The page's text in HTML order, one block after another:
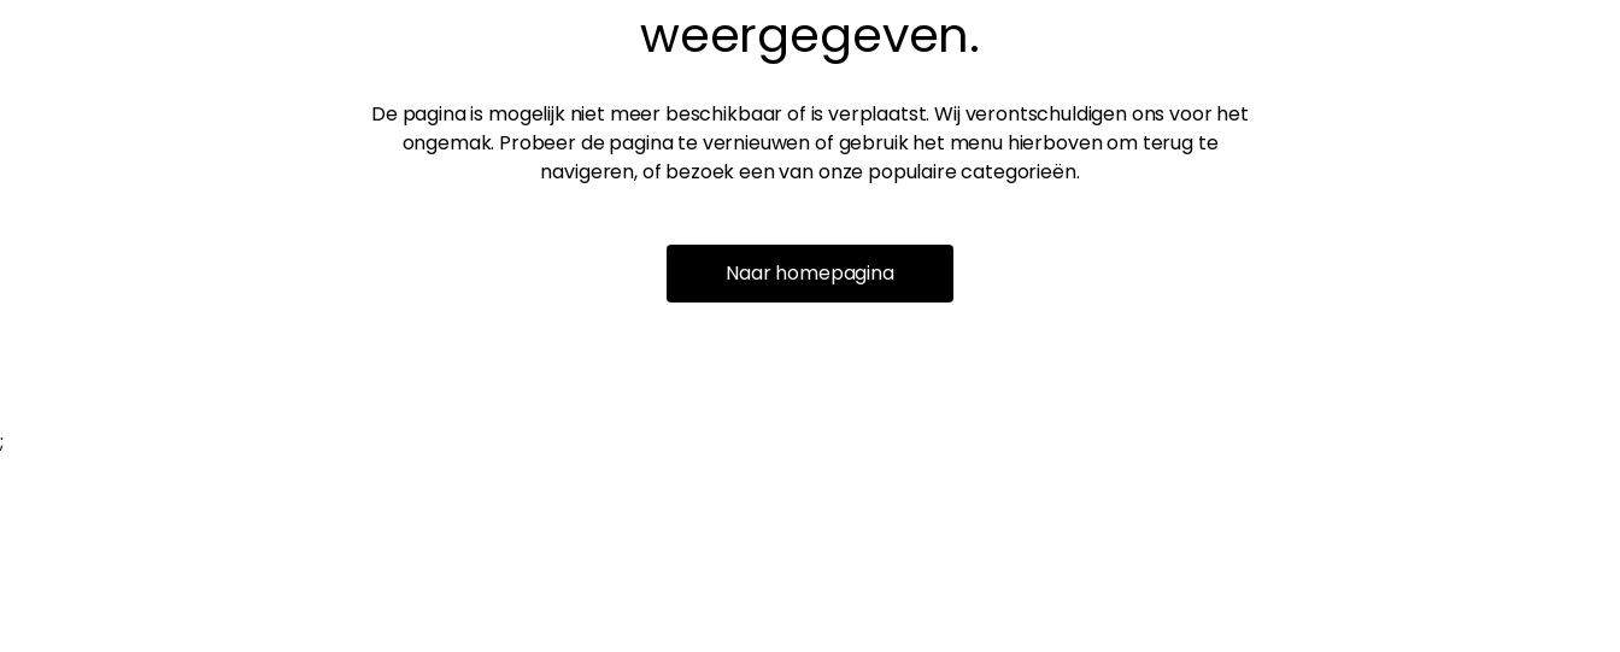
weergegeven.
De pagina is mogelijk niet meer beschikbaar of is verplaatst. Wij verontschuldigen ons voor het
ongemak. Probeer de pagina te vernieuwen of gebruik het menu hierboven om terug te
navigeren, of bezoek een van onze populaire categorieën.
Naar homepagina
;